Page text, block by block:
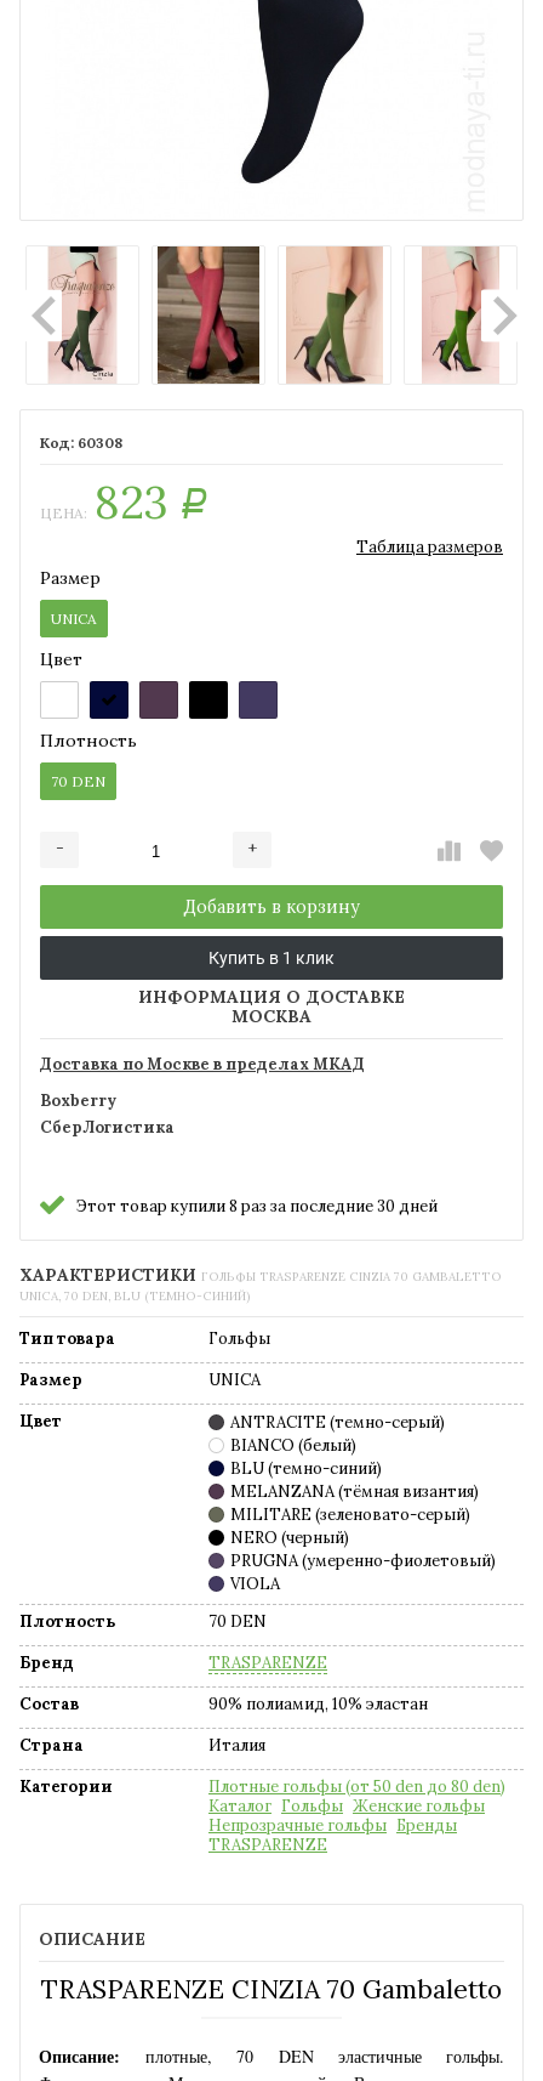
60308
ЦЕНА: 823 Р
Таблица размеров
Размер
UNICA
Цвет
Плотность
70 DEN
- +
Добавить в корзину
Купить в 1 клик
ИНФОРМАЦИЯ О ДОСТАВКЕ
МОСКВА
Доставка по Москве в пределах МКАД
Boxberry
СберЛогистика
Этот товар купили 8 раз за последние 30 дней
ХАРАКТЕРИСТИКИ ГОЛЬФЫ TRASPARENZE CINZIA 70 GAMBALETTO
UNICA, 70 DEN, BLU (ТЕМНО-СИНИЙ)
Тип товара
Гольфы
Размер
UNICA
Цвет
ANTRACITE (темно-серый)
BIANCO (белый)
BLU (темно-синий)
MELANZANA (тёмная византия)
MILITARE (зеленовато-серый)
NERO (черный)
PRUGNA (умеренно-фиолетовый)
VIOLA
Плотность
70 DEN
Бренд
TRASPARENZE
Состав
90% полиамид, 10% эластан
Страна
Италия
Категории
Плотные гольфы (от 50 den до 80 den)
Каталог Гольфы Женские гольфы
Непрозрачные гольфы Бренды
TRASPARENZE
ОПИСАНИЕ
TRASPARENZE CINZIA 70 Gambaletto
Описание: плотные, 70 DEN эластичные гольфы.